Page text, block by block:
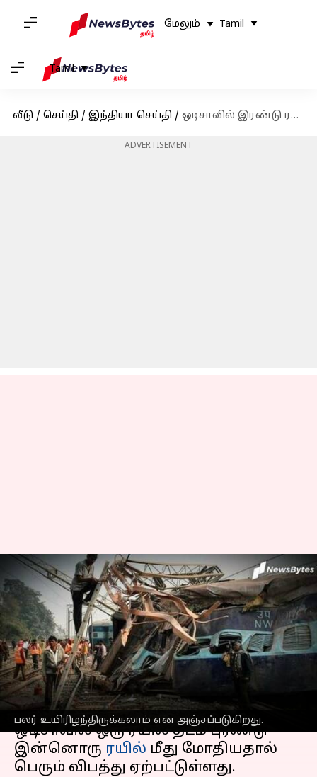
மேலும் Tamil
Tamil
வீடு / செய்தி / இந்தியா செய்தி / ஒடிசாவில் இரண்டு ரயில்களால் ஏற்பட்ட பெரும் விபத்து: பலர் உயிரிழப்பு
ADVERTISEMENT
பலர் உயிரிழந்திருக்கலாம் என அஞ்சப்படுகிறது.
ஒடிசாவில் இரண்டு
ரயில்களால் ஏற்பட்ட
பெரும் விபத்து: பலர்
உயிரிழப்பு
எழுதியவர் Sindhuja SM Jun 02, 2023 10:45 pm
செய்தி முன்னோட்டம்
ஒடிசாவில் ஒரு ரயில் தடம் புரண்டு
இன்னொரு ரயில் மீது மோதியதால்
பெரும் விபத்து ஏற்பட்டுள்ளது.